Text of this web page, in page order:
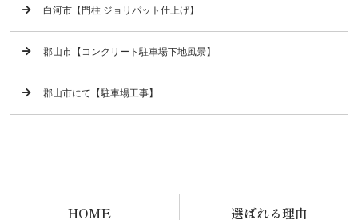
白河市【門柱 ジョリパット仕上げ】
郡山市【コンクリート駐車場下地風景】
郡山市にて【駐車場工事】
HOME 選ばれる理由